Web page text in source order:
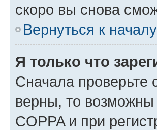
скоро вы снова
Вернуться к началу
Я только что
Сначала проверьте
верны, то
COPPA и при